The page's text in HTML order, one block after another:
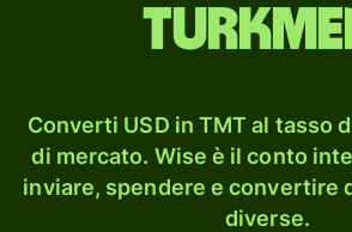
Converti USD in TMT al tasso
di mercato. Wise è il conto
inviare, spendere e convertire
diverse.